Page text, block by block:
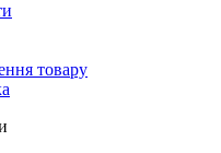
товару